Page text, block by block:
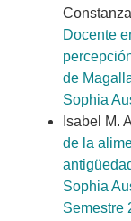
Docente
de
Sophia
Isabel M.
de la
Sophia
Semestre